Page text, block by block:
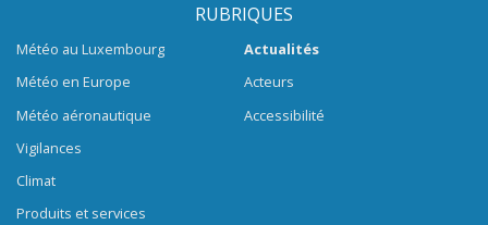
RUBRIQUES
Météo au Luxembourg
Météo en Europe
Météo aéronautique
Vigilances
Climat
Produits et services
Actualités
Acteurs
Accessibilité